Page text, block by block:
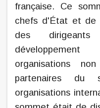
française. Ce
chefs d'État et de
des
organisations
partenaires
organisations